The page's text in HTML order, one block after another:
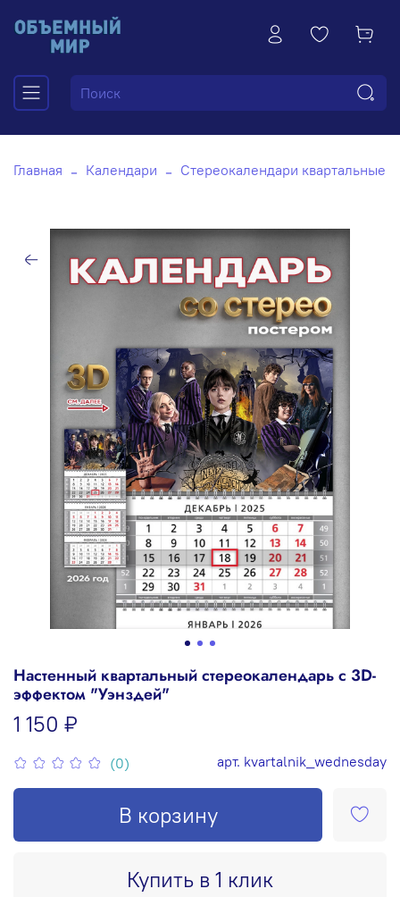
Главная Календари Стереокалендари квартальные
(0) арт. kvartalnik_wednesday
Настенный квартальный стереокалендарь c 3D-
эффектом "Уэнздей"
1 150 ₽
В корзину
Купить в 1 клик